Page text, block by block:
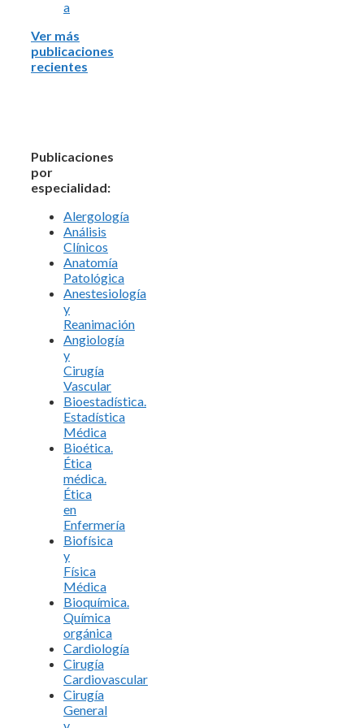
a
Ver más
publicaciones
recientes
Publicaciones
por
especialidad:
Alergología
Análisis
Clínicos
Anatomía
Patológica
Anestesiología
y
Reanimación
Angiología
y
Cirugía
Vascular
Bioestadística.
Estadística
Médica
Bioética.
Ética
médica.
Ética
en
Enfermería
Biofísica
y
Física
Médica
Bioquímica.
Química
orgánica
Cardiología
Cirugía
Cardiovascular
Cirugía
General